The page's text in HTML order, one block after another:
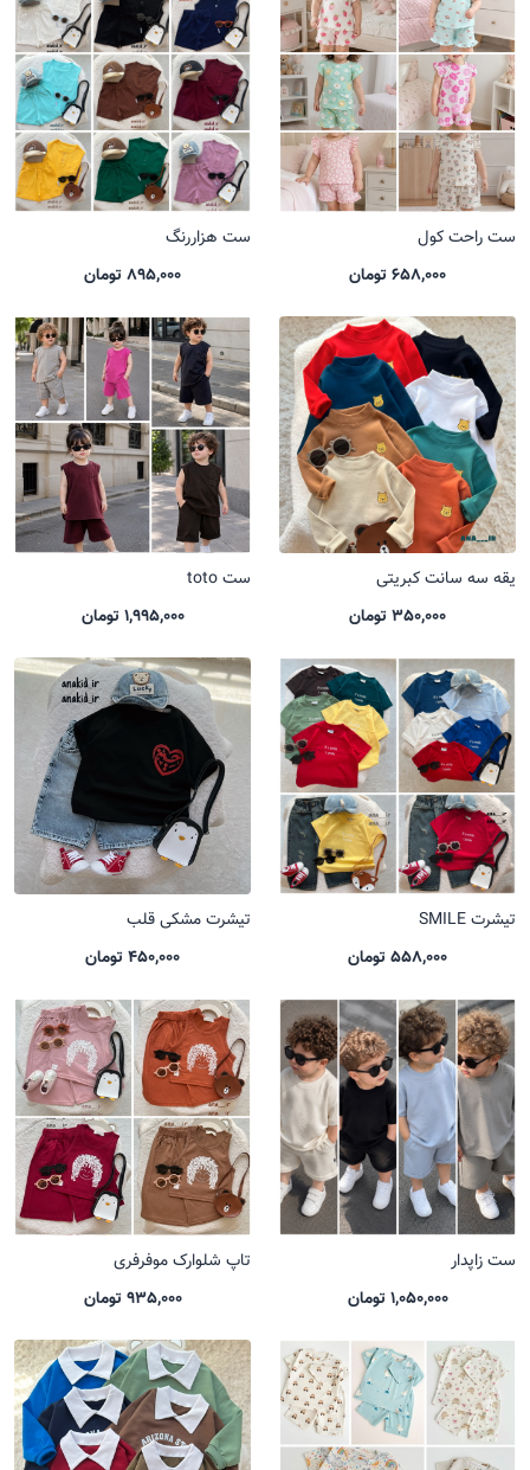
ست راحت کول
658,000 تومان
ست هزاررنگ
895,000 تومان
یقه سه سانت کبریتی
350,000 تومان
ست toto
1,995,000 تومان
تیشرت SMILE
558,000 تومان
تیشرت مشکی قلب
450,000 تومان
ست زاپدار
1,050,000 تومان
تاپ شلوارک موفرفری
935,000 تومان